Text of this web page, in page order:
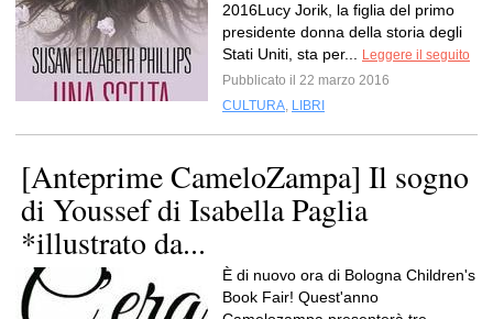
2016Lucy Jorik, la figlia del primo
presidente donna della storia degli
Stati Uniti, sta per...
Leggere il seguito
Pubblicato il 22 marzo 2016
CULTURA, LIBRI
[Anteprime CameloZampa] Il sogno
di Youssef di Isabella Paglia
*illustrato da...
È di nuovo ora di Bologna Children's
Book Fair! Quest'anno